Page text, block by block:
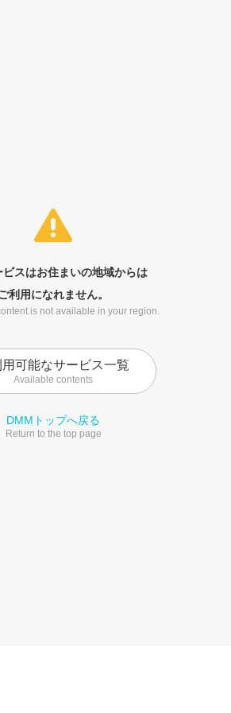
ビスはお住まいの地域からは
利用になれません。
is not available in your region.
用可能なサービス一覧
Available contents
DMMトップへ戻る
Return to the top page